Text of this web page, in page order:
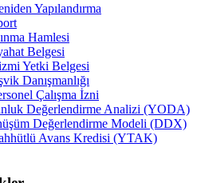
Yapılandırma
Hamlesi
Belgesi
Yetki Belgesi
Danışmanlığı
Çalışma İzni
Değerlendirme Analizi (YODA)
Değerlendirme Modeli (DDX)
Avans Kredisi (YTAK)